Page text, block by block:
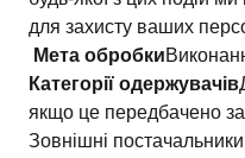
для захисту ваших
Мета обробки
Категорії одержувачів
якщо це передбачено
Зовнішні